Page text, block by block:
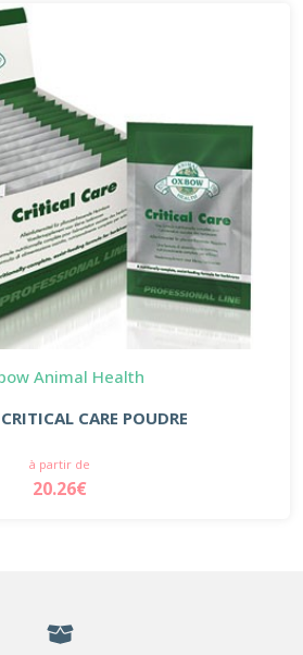
Animal Health
CARE POUDRE
à partir de
20.26€